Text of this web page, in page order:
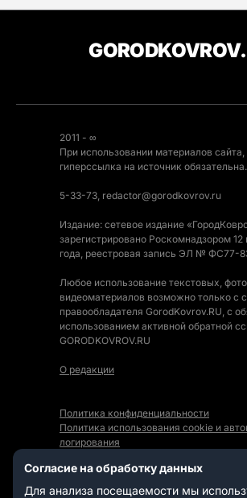
2011 - ∞
При использовании материалов сайта,
гиперссылка на источник обязательна.
5-33-73, redactor@gorodkovrov.ru
Издание: сетевое издание
зарегистрировано Роскомнадзором
года, реестровая запись ЭЛ № ФС77-
Любое использование текстовых,
видеоматериалов возможно только с
правообладателя GorodKovrov.RU, с
использованием активной обратной
GORODKOVROV.RU
О редакции
Политика конфиденциальности
Политика использования cookie и
логирования
Мы в социальных
Согласие на обработку данных
Для анализа посещаемости мы